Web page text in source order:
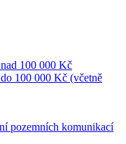
100 000 Kč
100 000 Kč (včetně
pozemních komunikací